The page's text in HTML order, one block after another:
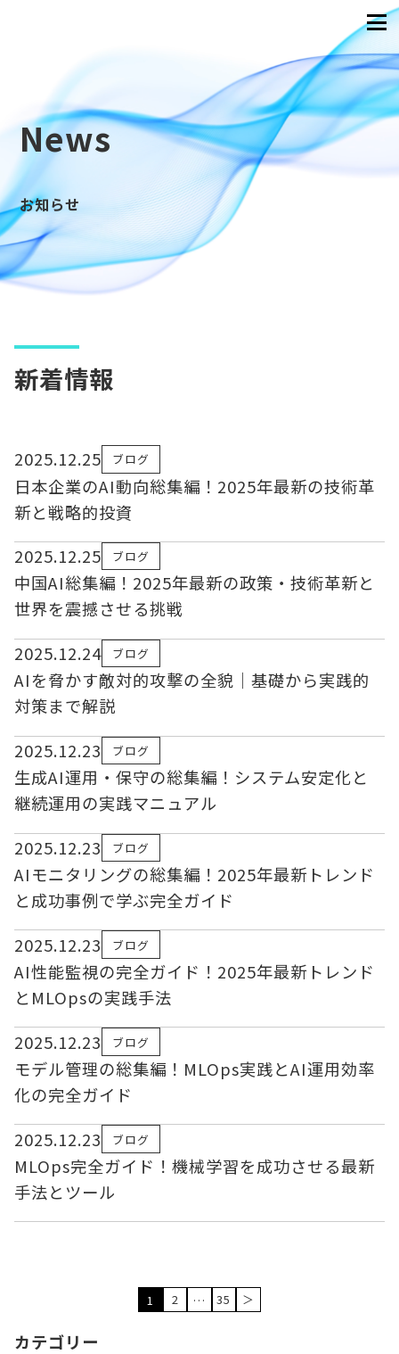
News
お知らせ
新着情報
2025.12.25 ブログ
日本企業のAI動向総集編！2025年最新の技術革
新と戦略的投資
2025.12.25
ブログ
中国AI総集編！2025年最新の政策・技術革新と
世界を震撼させる挑戦
2025.12.24
ブログ
AIを脅かす敵対的攻撃の全貌｜基礎から実践的
対策まで解説
2025.12.23
ブログ
生成AI運用・保守の総集編！システム安定化と
継続運用の実践マニュアル
2025.12.23
ブログ
AIモニタリングの総集編！2025年最新トレンド
と成功事例で学ぶ完全ガイド
2025.12.23
ブログ
AI性能監視の完全ガイド！2025年最新トレンド
とMLOpsの実践手法
2025.12.23
ブログ
モデル管理の総集編！MLOps実践とAI運用効率
化の完全ガイド
2025.12.23
ブログ
MLOps完全ガイド！機械学習を成功させる最新
手法とツール
1 2 … 35 ＞
カテゴリー